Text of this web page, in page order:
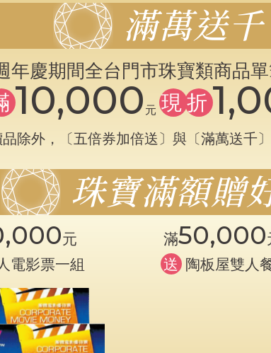
滿萬送千
年慶期間全台門市珠寶類商品
10,000 元 現 折
除外，〔五倍券加倍送〕與〔滿萬送千
珠寶滿額贈
元
電影票一組
滿50,000
送
陶板屋雙人